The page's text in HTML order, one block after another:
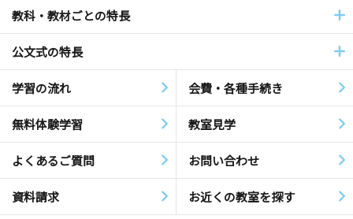
教科・教材ごとの特長
公文式の特長
学習の流れ 会費・各種手続き
無料体験学習 教室見学
よくあるご質問 お問い合わせ
資料請求 お近くの教室を探す